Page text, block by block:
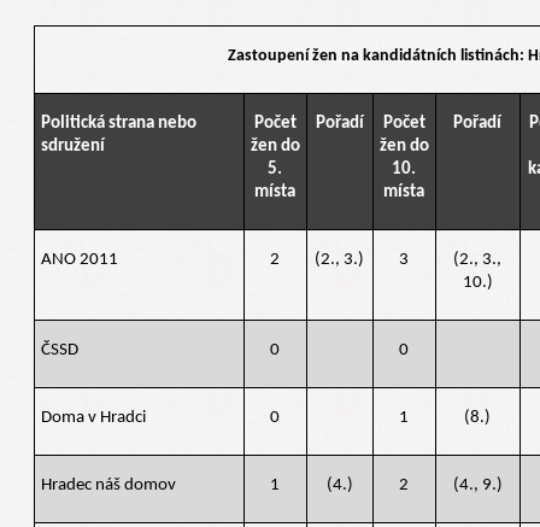
Zastoupení žen na kandidátních listinách:
Politická strana nebo
sdružení
Počet
žen do
5.
místa
Pořadí
Počet
žen do
10.
místa
Pořadí
ANO 2011 2 (2., 3.) 3
(2., 3.,
10.)
ČSSD 0 0
Doma v Hradci 0 1 (8.)
Hradec náš domov 1 (4.) 2 (4., 9.)